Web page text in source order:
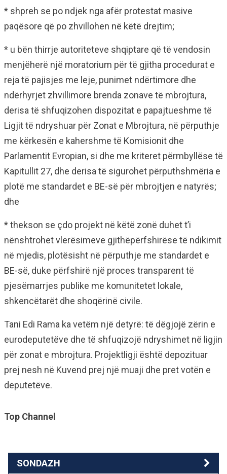
* shpreh se po ndjek nga afër protestat masive
paqësore që po zhvillohen në këtë drejtim;
* u bën thirrje autoriteteve shqiptare që të vendosin
menjëherë një moratorium për të gjitha procedurat e
reja të pajisjes me leje, punimet ndërtimore dhe
ndërhyrjet zhvillimore brenda zonave të mbrojtura,
derisa të shfuqizohen dispozitat e papajtueshme të
Ligjit të ndryshuar për Zonat e Mbrojtura, në përputhje
me kërkesën e kahershme të Komisionit dhe
Parlamentit Evropian, si dhe me kriteret përmbyllëse të
Kapitullit 27, dhe derisa të sigurohet përputhshmëria e
plotë me standardet e BE-së për mbrojtjen e natyrës;
dhe
* thekson se çdo projekt në këtë zonë duhet t’i
nënshtrohet vlerësimeve gjithëpërfshirëse të ndikimit
në mjedis, plotësisht në përputhje me standardet e
BE-së, duke përfshirë një proces transparent të
pjesëmarrjes publike me komunitetet lokale,
shkencëtarët dhe shoqërinë civile.
Tani Edi Rama ka vetëm një detyrë: të dëgjojë zërin e
eurodeputetëve dhe të shfuqizojë ndryshimet në ligjin
për zonat e mbrojtura. Projektligji është depozituar
prej nesh në Kuvend prej një muaji dhe pret votën e
deputetëve.
Top Channel
SONDAZH